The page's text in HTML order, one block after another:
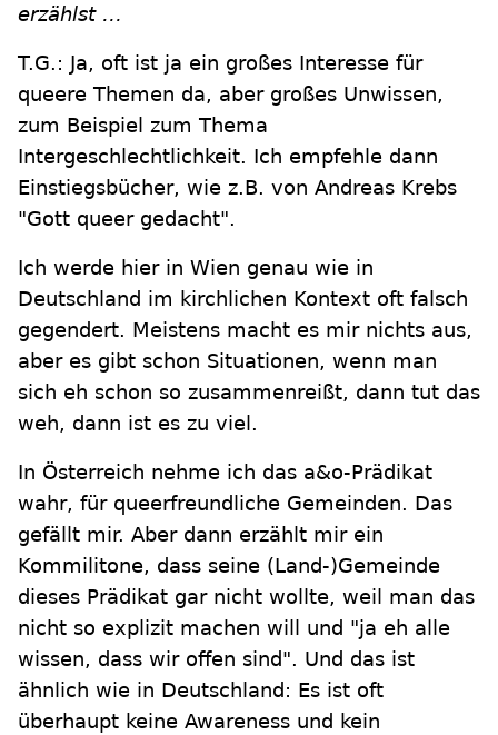
erzählst …
T.G.: Ja, oft ist ja ein großes Interesse für
queere Themen da, aber großes Unwissen,
zum Beispiel zum Thema
Intergeschlechtlichkeit. Ich empfehle dann
Einstiegsbücher, wie z.B. von Andreas Krebs
"Gott queer gedacht".
Ich werde hier in Wien genau wie in
Deutschland im kirchlichen Kontext oft falsch
gegendert. Meistens macht es mir nichts aus,
aber es gibt schon Situationen, wenn man
sich eh schon so zusammenreißt, dann tut das
weh, dann ist es zu viel.
In Österreich nehme ich das a&o-Prädikat
wahr, für queerfreundliche Gemeinden. Das
gefällt mir. Aber dann erzählt mir ein
Kommilitone, dass seine (Land-)Gemeinde
dieses Prädikat gar nicht wollte, weil man das
nicht so explizit machen will und "ja eh alle
wissen, dass wir offen sind". Und das ist
ähnlich wie in Deutschland: Es ist oft
überhaupt keine Awareness und kein